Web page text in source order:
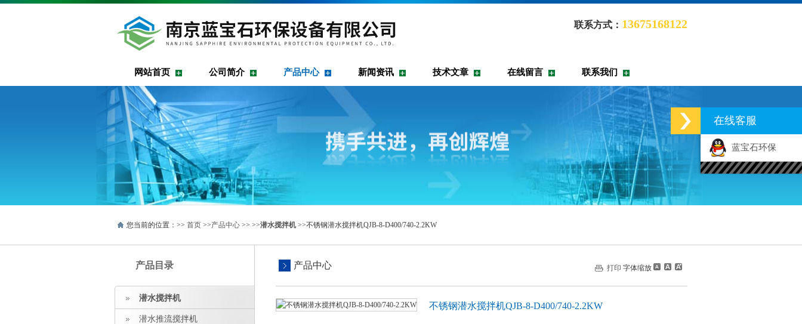
联系方式： 13675168122
网站首页 公司简介 产品中心 新闻资讯 技术文章 在线留言 联系我们
您当前的位置：>> 首页 >>产品中心 >> >>潜水搅拌机>>不锈钢潜水搅拌机QJB-8-D400/740-2.2KW
产品目录
潜水搅拌机
潜水推流搅拌机
产品中心 打印 字体缩放
不锈钢潜水搅拌机QJB-8-D400/740-2.2KW
在线客服
蓝宝石环保